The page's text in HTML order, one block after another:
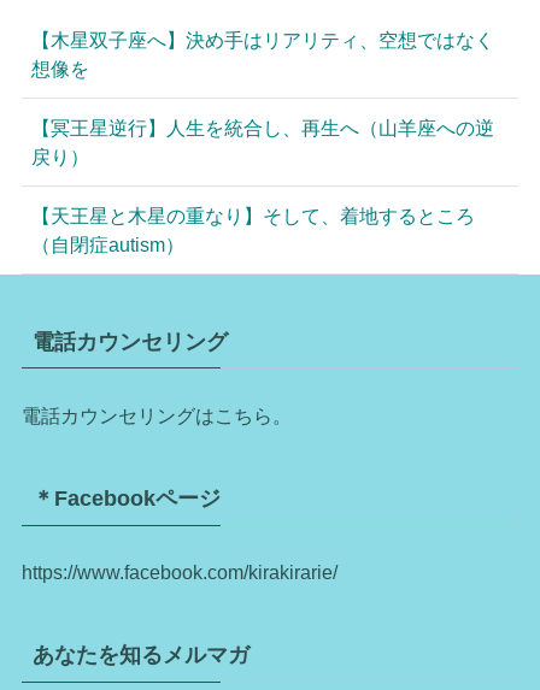
【木星双子座へ】決め手はリアリティ、空想ではなく
想像を
【冥王星逆行】人生を統合し、再生へ（山羊座への逆
戻り）
【天王星と木星の重なり】そして、着地するところ
（自閉症autism）
電話カウンセリング
電話カウンセリングはこちら。
＊Facebookページ
https://www.facebook.com/kirakirarie/
あなたを知るメルマガ